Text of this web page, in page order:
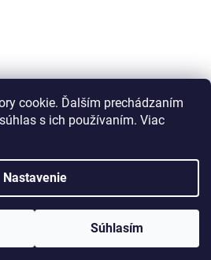
cookie. Ďalším prechádzaním
s ich používaním. Viac
Nastavenie
Súhlasím
práva vyhradené.
| Custom =Netmedia s.r.o.